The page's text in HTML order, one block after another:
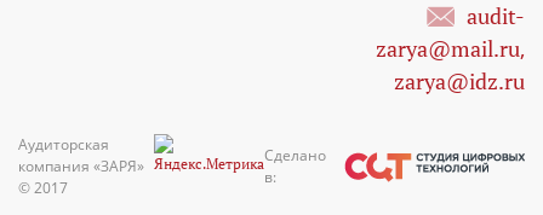
audit-
zarya@mail.ru,
zarya@idz.ru
Аудиторская
компания «ЗАРЯ»
© 2017
Сделано
в: